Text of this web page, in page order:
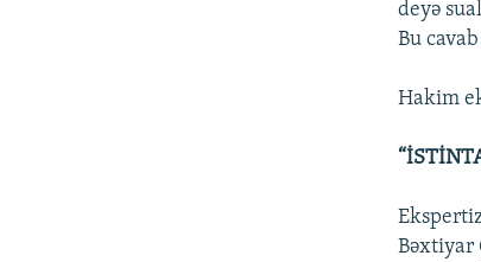
deyə
Bu
Hakim
Bəxtiyar